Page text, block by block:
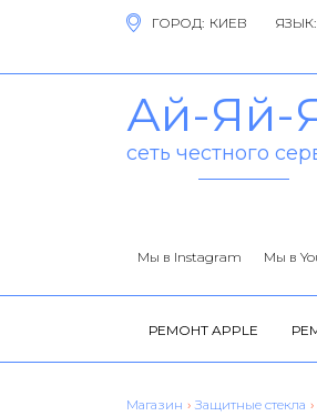
ГОРОД: ЯЗЫК:
Ай-Яй-
сеть честного
Мы в Instagram Мы в
РЕМОНТ APPLE
Магазин › Защитные стекла ›